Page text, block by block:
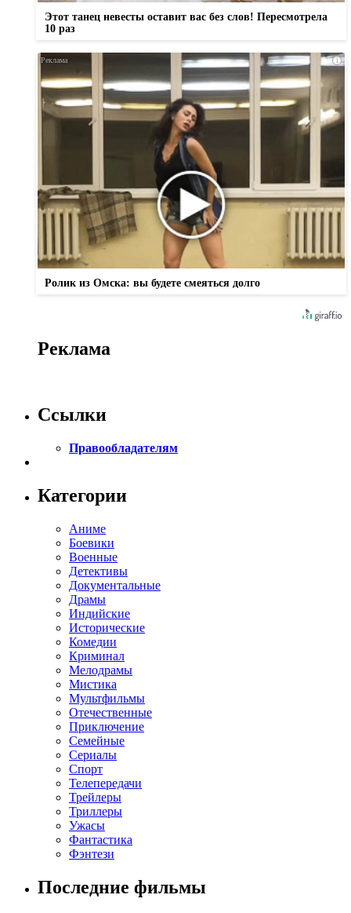
Этот танец невесты оставит вас без слов! Пересмотрела
10 раз
i
Ролик из Омска: вы будете смеяться долго
Реклама
Ссылки
Правообладателям
Категории
Аниме
Боевики
Военные
Детективы
Документальные
Драмы
Индийские
Исторические
Комедии
Криминал
Мелодрамы
Мистика
Мультфильмы
Отечественные
Приключение
Семейные
Сериалы
Спорт
Телепередачи
Трейлеры
Триллеры
Ужасы
Фантастика
Фэнтези
Последние фильмы